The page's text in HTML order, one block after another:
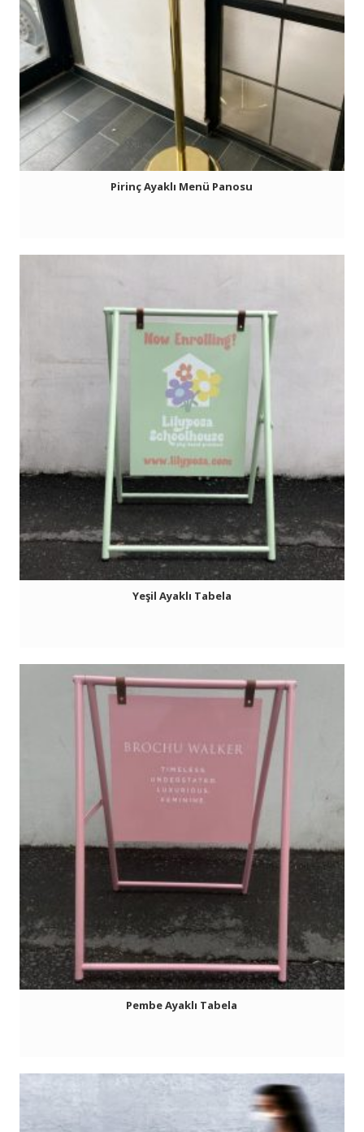
Pirinç Ayaklı Menü Panosu
Yeşil Ayaklı Tabela
Pembe Ayaklı Tabela